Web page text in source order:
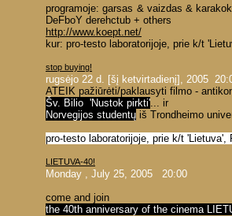
programoje: garsas & vaizdas &
DeFboY derehctub + others
http://www.koept.net/
kur: pro-testo laboratorijoje, prie k/t
stop buying!
rugsėjo 22 d. [šį ketvirtadienį], 2005
ATEIK pažiūrėti/paklausyti filmo -
Šv. Bilio 'Nustok pirkti'... ir
Norvegijos studentų iš Trondheimo
pro-testo laboratorijoje, prie k/t 'Lietuva',
LIETUVA-40!
Monday , July 25, 2005 20:00
come and join
the 40th anniversary of the cinema